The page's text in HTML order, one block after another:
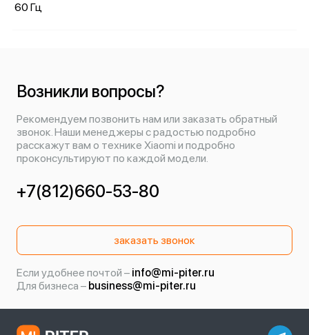
60 Гц
Возникли вопросы?
Рекомендуем позвонить нам или заказать обратный
звонок. Наши менеджеры с радостью подробно
расскажут вам о технике Xiaomi и подробно
проконсультируют по каждой модели.
+7(812)660-53-80
заказать звонок
Если удобнее почтой – info@mi-piter.ru
Для бизнеса – business@mi-piter.ru